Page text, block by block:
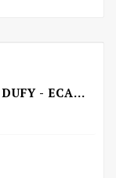
ECHARPE EN SOIE DUFY - ECAILLES VS BLANC